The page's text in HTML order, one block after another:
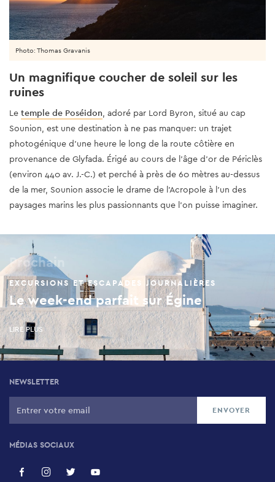
Photo: Thomas Gravanis
Un magnifique coucher de soleil sur les
ruines
Le temple de Poséidon, adoré par Lord Byron, situé au cap
Sounion, est une destination à ne pas manquer: un trajet
photogénique d’une heure le long de la route côtière en
provenance de Glyfada. Érigé au cours de l'âge d'or de Périclès
(environ 440 av. J.-C.) et perché à près de 60 mètres au-dessus
de la mer, Sounion associe le drame de l'Acropole à l'un des
paysages marins les plus passionnants que l'on puisse imaginer.
Prochain
EXCURSIONS ET ESCAPADES JOURNALIÈRES
Le week-end parfait sur Égine
LIRE PLUS
NEWSLETTER
MÉDIAS SOCIAUX